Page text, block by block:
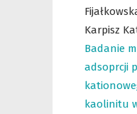
Karpisz
Badanie
adsoprcji
kaolinitu